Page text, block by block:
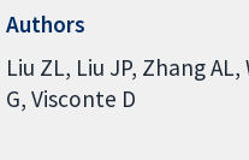
Authors
Liu ZL Liu JP Zhang AL
G Visconte D